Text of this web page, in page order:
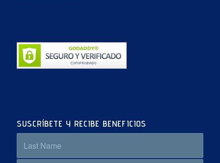
SUSCRÍBETE Y RECIBE BENEFICIOS